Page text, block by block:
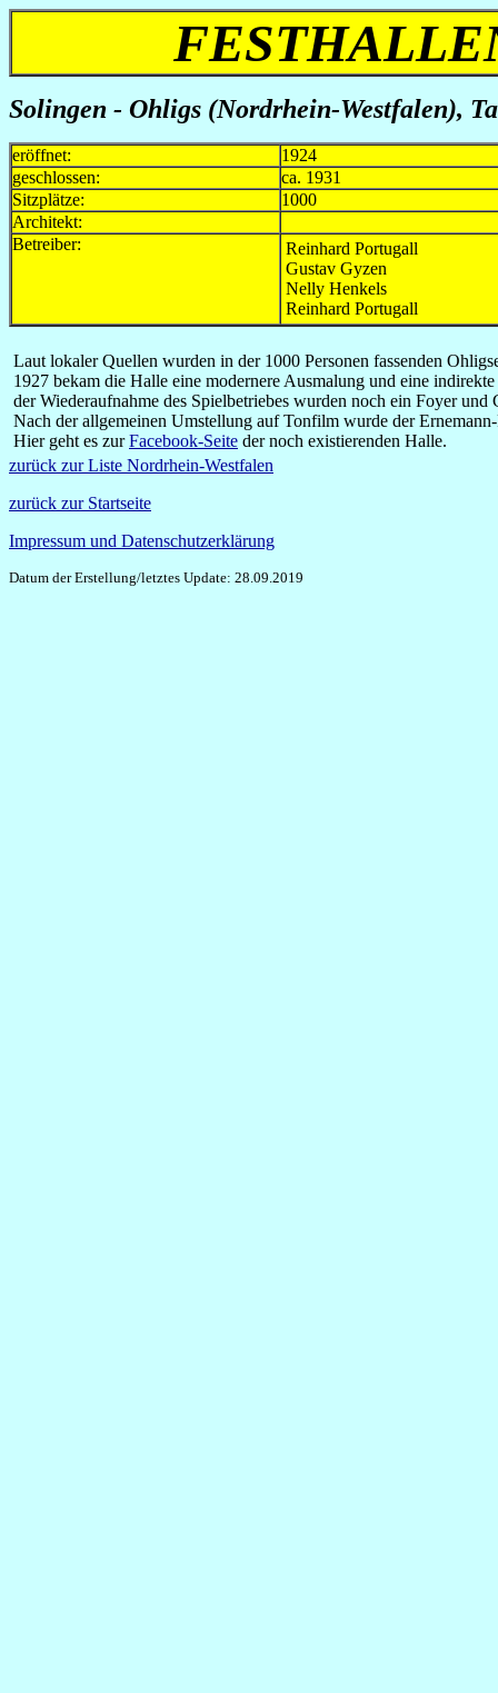
Solingen - Ohligs (Nordrhein-Westfalen),
eröffnet:
1924
geschlossen:
ca. 1931
Sitzplätze:
1000
Architekt:
Betreiber:
Reinhard Portugall
Gustav Gyzen
Nelly Henkels
Reinhard Portugall
Laut lokaler Quellen wurden in der 1000 Personen fassenden
1927 bekam die Halle eine modernere Ausmalung und eine
der Wiederaufnahme des Spielbetriebes wurden noch ein Foyer
Nach der allgemeinen Umstellung auf Tonfilm wurde der
Hier geht es zurFacebook-Seite der noch existierenden Halle.
zurück zur Liste Nordrhein-Westfalen
zurück zur Startseite
Impressum und Datenschutzerklärung
Datum der Erstellung/letztes Update: 28.09.2019